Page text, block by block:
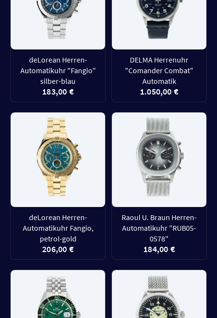
deLorean Herren-
Automatikuhr "Fangio"
silber-blau
183,00 €
DELMA Herrenuhr
"Comander Combat"
Automatik
1.050,00 €
deLorean Herren-
Automatikuhr Fangio,
petrol-gold
206,00 €
Raoul U. Braun Herren-
Automatikuhr "RUB05-
0578"
184,00 €